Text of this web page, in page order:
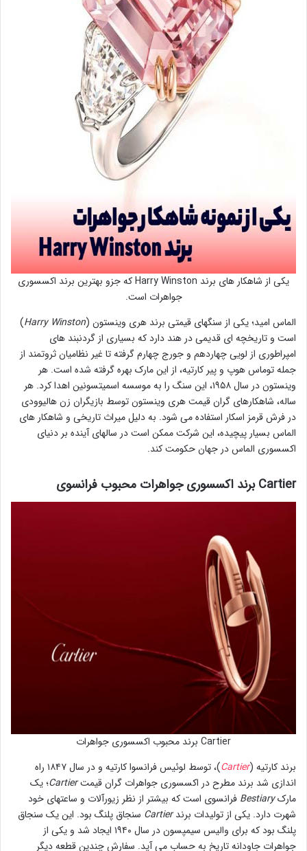
یکی از شاهکار های برند Harry Winston که جزو بهترین برند اکسسوری
جواهرات است.
الماس امید؛ یکی از سنگهای قیمتی برند هری وینستون (Harry Winston
)
است و تاریخچه ای قدیمی در هند دارد که بسیاری از گردنبند های
امپراطوری از لویی چهاردهم و جورج چهارم گرفته تا غیر نظامیان ثروتمند از
جمله توماس هوپ و پیر کارتیه، از این مارک بهره گرفته شده است. هر
وینستون در سال ۱۹۵۸، این سنگ را به موسسه اسمیتسونین اهدا کرد. هر
ساله، شاهکارهای گران قیمت هری وینستون توسط بازیگران زن هالیوودی
در فرش قرمز اسکار استفاده می شود. به دلیل میراث تاریخی و شاهکار های
الماس بسیار پیچیده، این شرکت ممکن است در سالهای آینده بر دنیای
اکسسوری الماس در جهان حکومت کند.
Cartier برند اکسسوری جواهرات محبوب فرانسوی
Cartier برند محبوب اکسسوری جواهرات
برند کارتیه (Cartier
)، توسط لوئیس فرانسوا کارتیه و در سال ۱۸۴۷ راه
اندازی شد برند مطرح در اکسسوری جواهرات گران قیمتCartier؛ یک
مارکBestiary فرانسوی است که بیشتر از نظر زیورآلات و ساعتهای خود
شهرت دارد. یکی از تولیدات برندCartier سنجاق پلنگ بود. این یک سنجاق
پلنگ بود که برای والیس سیمپسون در سال ۱۹۴۰ ایجاد شد و یکی از
جواهرات جاودانه تاریخ به حساب می آید. سفارش چندین قطعه دیگر